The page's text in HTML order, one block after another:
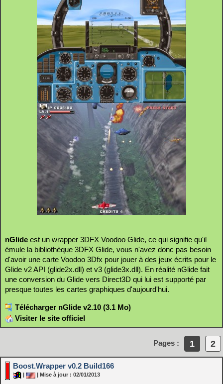
nGlide est un wrapper 3DFX Voodoo Glide, ce qui signifie qu'il
émule la bibliothèque 3DFX Glide, vous n'avez donc pas besoin
d'avoir une carte Voodoo 3Dfx pour jouer à des jeux écrits pour le
Glide v2 API (glide2x.dll) et v3 (glide3x.dll). En réalité nGlide fait
une conversion du Glide vers Direct3D qui lui est supporté par
presque toutes les cartes graphiques d'aujourd'hui.
Télécharger nGlide v2.10 (3.1 Mo)
Visiter le site officiel
Pages : 1 2
Boost.Wrapper v0.2 Build166
| Mise à jour : 02/01/2013